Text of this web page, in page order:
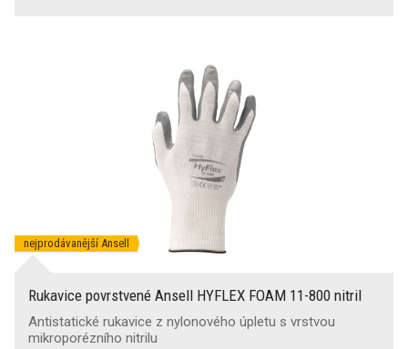
nejprodávanější Ansell
Rukavice povrstvené Ansell HYFLEX FOAM 11-800 nitril
Antistatické rukavice z nylonového úpletu s vrstvou
mikroporézního nitrilu